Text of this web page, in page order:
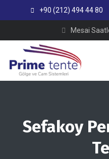
+90 (212) 494 44 80
Mesai
Sefakoy